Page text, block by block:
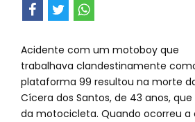
Acidente com um motoboy que
trabalhava clandestinamente
plataforma 99 resultou na morte
Cícera dos Santos, de 43 anos,
da motocicleta. Quando ocorreu a